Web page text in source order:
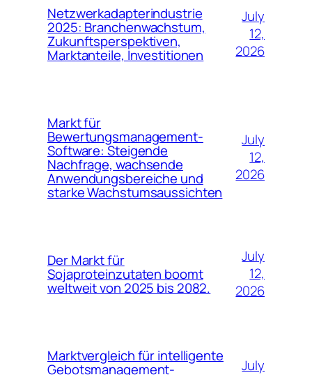
Netzwerkadapterindustrie
2025: Branchenwachstum,
Zukunftsperspektiven,
Marktanteile, Investitionen
July
12,
2026
Markt für
Bewertungsmanagement-
Software: Steigende
Nachfrage, wachsende
Anwendungsbereiche und
starke Wachstumsaussichten
July
12,
2026
Der Markt für
Sojaproteinzutaten boomt
weltweit von 2025 bis 2082.
July
12,
2026
Marktvergleich für intelligente
Gebotsmanagement-
July